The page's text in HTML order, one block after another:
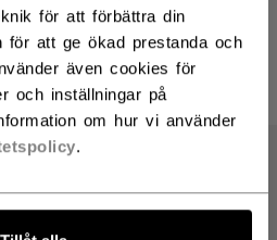
för att förbättra din
för att ge ökad prestanda och
även cookies för
och inställningar på
om hur vi använder
.
299,00 kr
3 colors